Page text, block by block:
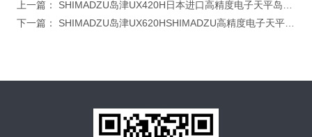
上一篇： SHIMADZU岛津UX420H日本进口高精度电子天平岛津UX420H精度0.001g
下一篇： SHIMADZU岛津UX620HSHIMADZU高精度电子天平岛津日本进口UX620H天平